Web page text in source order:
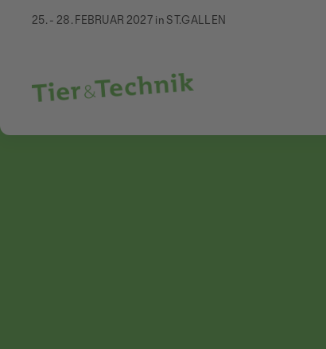
25. - 28. FEBRUAR 2027 in ST.GALLEN